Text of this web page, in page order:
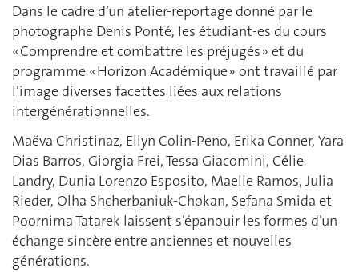
Dans le cadre d’un atelier-reportage donné par le
photographe Denis Ponté, les étudiant-es du cours
« Comprendre et combattre les préjugés » et du
programme « Horizon Académique » ont travaillé par
l’image diverses facettes liées aux relations
intergénérationnelles.
Maëva Christinaz, Ellyn Colin-Peno, Erika Conner, Yara
Dias Barros, Giorgia Frei, Tessa Giacomini, Célie
Landry, Dunia Lorenzo Esposito, Maelie Ramos, Julia
Rieder, Olha Shcherbaniuk-Chokan, Sefana Smida et
Poornima Tatarek laissent s’épanouir les formes d’un
échange sincère entre anciennes et nouvelles
générations.